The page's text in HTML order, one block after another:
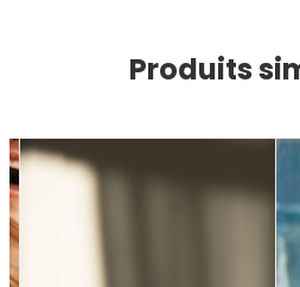
Produits